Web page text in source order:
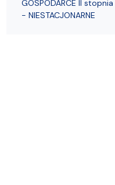
GOSPODARCE II
- NIESTACJONARNE